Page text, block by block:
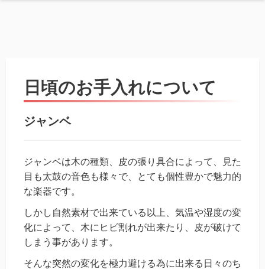
日頃のお手入れについて
ジャンベ
ジャンベは木の種類、皮の張り具合によって、見た
目も太鼓の音色も様々で、とても個性豊かで魅力的
な楽器です。
しかし自然素材で出来ている以上、気温や湿度の変
化によって、木にヒビ割れが出来たり、皮が破けて
しまう事があります。
そんな突然の変化を極力避ける為に出来る日々のち